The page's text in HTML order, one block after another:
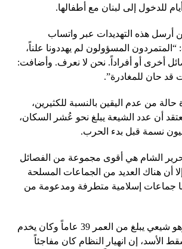
أيام للدخول إلى لبنان مع أطفالها.
أرسل هذه التهديدات عبر واتساب
المسؤولون لم يهددونا علناً،
أخرى أو أفراداً. نحن لا نعرف. وأضافت:
قد حان للمغادرة”.
من عدم اليقين بالنسبة للكثيرين،
أن عدد الشيعة يبلغ نحو عُشر السكان،
الشام هي أقوى مجموعة من الفصائل
أن هناك العديد من الجماعات المسلحة
جماعات إسلامية متطرفة ومدعومة من
وقال أيهم حمادة، وهو شيعي يبلغ من العمر 39 عاماً وكان يخدم
الأسد، إن انهيار النظام كان مفاجئاً